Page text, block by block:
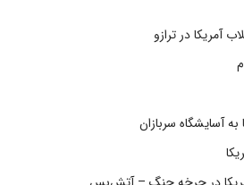
آمریکا در ترازو
آسایشگاه سربازان